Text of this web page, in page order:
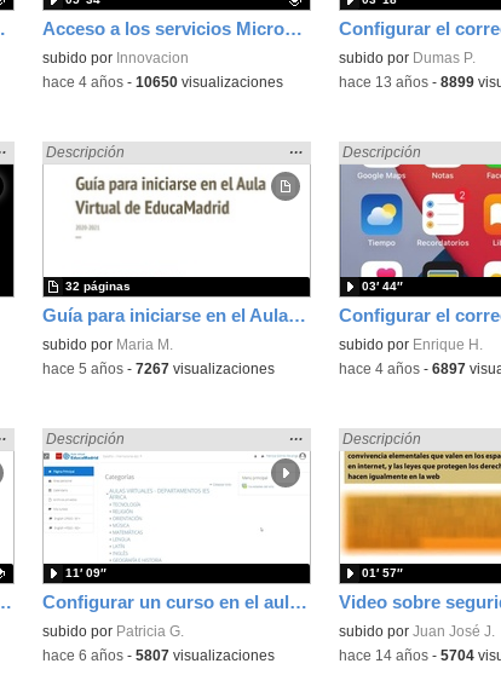
Gmail Acceso a los servicios Microsoft 365 a través de EducaMadrid
Contenido educativo.
subido por Innovacion
-hace 4 años- 10650visualizaciones
subido por Dumas P.
-hace 13 años- 8899
Guía para iniciarse en el Aula Virtual de EducaMadrid
Encontrado «EducaMadrid» en:
Descripción
Mostrar
la
ubicación
…
subido por Maria M.
32 páginas
-hace 5 años- 7267visualizaciones
Encontrado
Descripción
Contenido educativo.
subido por Enrique H.
03′ 44″
-hace 4 años- 6897
el ACCESO a Educamadrid
búsqueda
Configurar un curso en el aula virtual de EducaMadrid
Encontrado «EducaMadrid» en:
Descripción
Mostrar
la
ubicación
…
subido por Patricia G.
11′ 09″
-hace 6 años- 5807visualizaciones
Encontrado
Descripción
subido por Juan José J.
01′ 57″
-hace 14 años- 5704